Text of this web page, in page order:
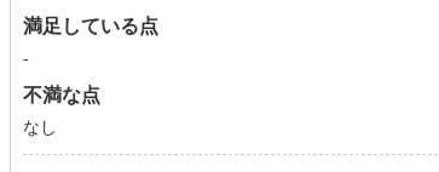
満足している点
-
不満な点
なし